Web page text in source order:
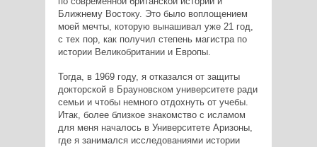
Ближнему Востоку. Это было воплощением
моей мечты, которую вынашивал уже 21 год,
с тех пор, как получил степень магистра по
истории Великобритании и Европы.
Тогда, в 1969 году, я отказался от защиты
докторской в Брауновском университете ради
семьи и чтобы немного отдохнуть от учебы.
Итак, более близкое знакомство с исламом
для меня началось в Университете Аризоны,
где я занимался исследованиями истории